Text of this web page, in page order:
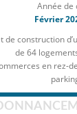
Année de
Février
de construction
de 64
en rez-